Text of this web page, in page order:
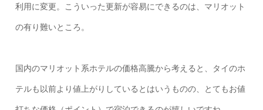
利用に変更。こういった更新が容易にできるのは、マリオット
の有り難いところ。
国内のマリオット系ホテルの価格高騰から考えると、タイのホ
テルも以前より値上がりしているとはいうものの、とてもお値